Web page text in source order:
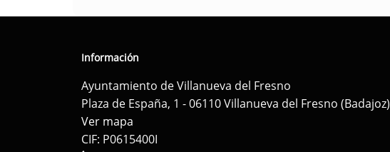
Información
Ayuntamiento de Villanueva del Fresno
Plaza de España, 1 - 06110 Villanueva del Fresno (Badajoz)
Ver mapa
CIF: P0615400I